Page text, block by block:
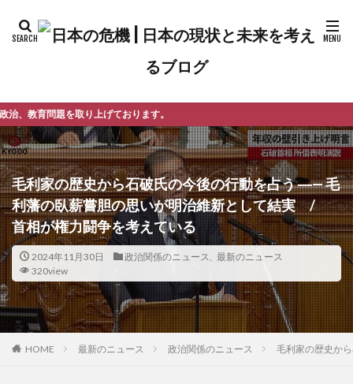
ております。
毛利家の歴史から石破氏の今後の行動を占う ―— 毛
利藩の臥薪嘗胆の思いが明治維新として結実 /
首相が権力闘争を考えている
2024年11月30日 政治関係のニュース
最新のニュース
320view
HOME 最新のニュース 政治関係のニュース 毛利家の歴史か